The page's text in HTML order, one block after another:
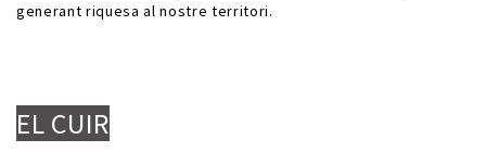
generant riquesa al nostre territori.
EL CUIR